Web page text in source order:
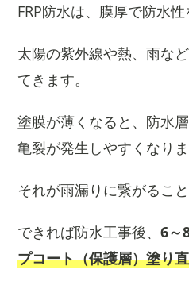
FRP防水は、膜厚で防水性
太陽の紫外線や熱、雨な
てきます。
塗膜が薄くなると、防水
亀裂が発生しやすくなりま
それが雨漏りに繋がること
できれば防水工事後、 6～
プコート（保護層）塗り